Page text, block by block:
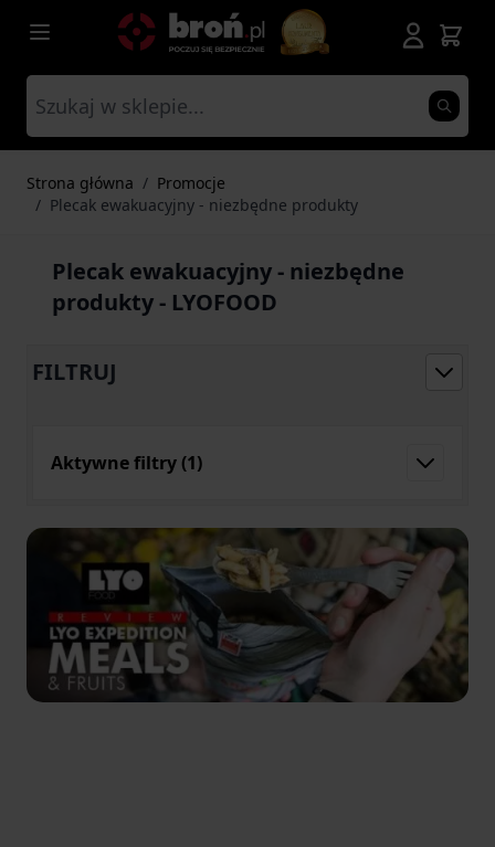
Przejdź do treści
Strona główna / Promocje
/ Plecak ewakuacyjny - niezbędne produkty
Plecak ewakuacyjny - niezbędne
produkty - LYOFOOD
FILTRUJ
Aktywne filtry (1)